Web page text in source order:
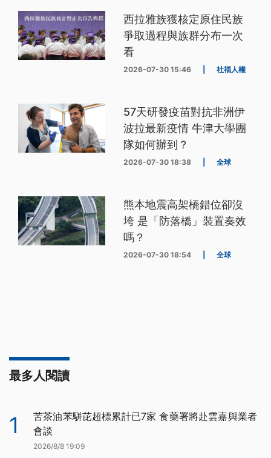
西拉雅族獲核定原住民族
爭取過程與族群分布一次
看
2026-07-30 15:46 社福人權
57天研發疫苗對抗非洲伊
波拉最新疫情 牛津大學團
隊如何辦到？
2026-07-30 18:38 全球
熊本地震高架橋錯位卻沒
垮 是「防落橋」裝置奏效
嗎？
2026-07-30 18:54 全球
最多人閱讀
1
苦茶油苯駢芘超標累計已7家 食藥署將赴雲嘉與業者
會談
2026/8/8 19:09